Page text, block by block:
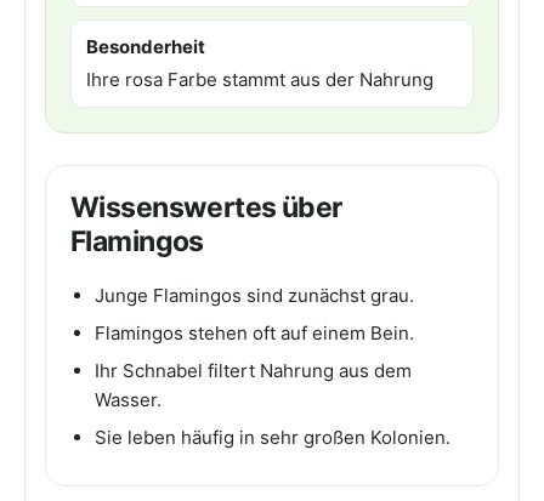
Besonderheit
Ihre rosa Farbe stammt aus der Nahrung
Wissenswertes über
Flamingos
Junge Flamingos sind zunächst grau.
Flamingos stehen oft auf einem Bein.
Ihr Schnabel filtert Nahrung aus dem
Wasser.
Sie leben häufig in sehr großen Kolonien.